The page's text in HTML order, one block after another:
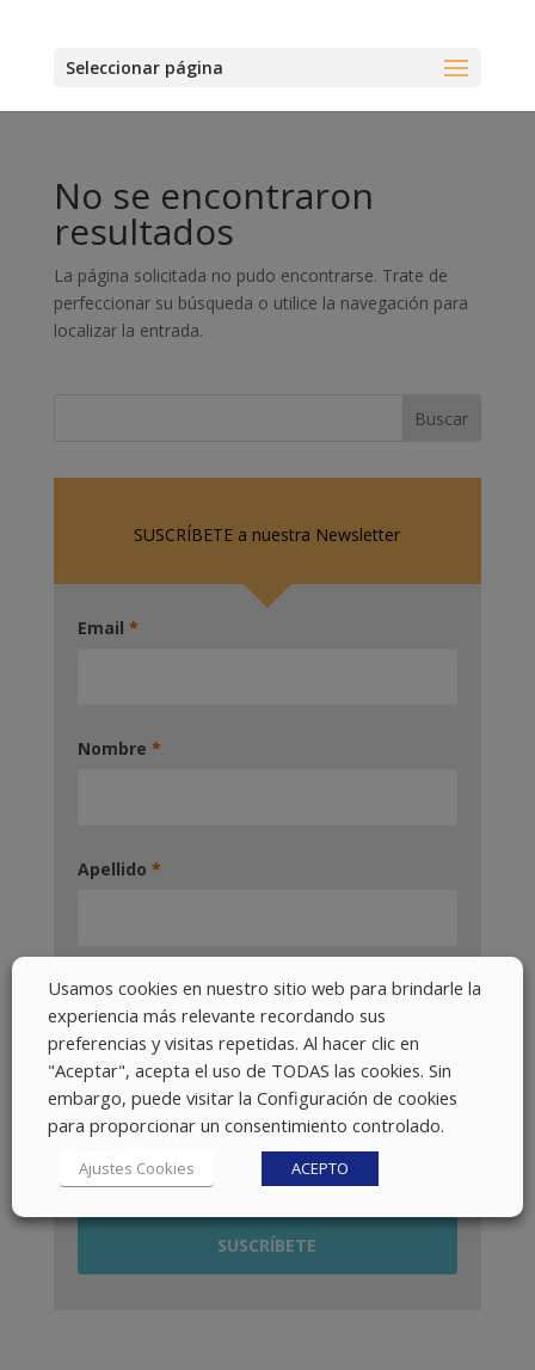
Seleccionar página
No se encontraron
resultados
La página solicitada no pudo encontrarse. Trate de
perfeccionar su búsqueda o utilice la navegación para
localizar la entrada.
SUSCRÍBETE a nuestra Newsletter
Email *
Nombre *
Apellido *
Pais *
Usamos cookies en nuestro sitio web para brindarle la
experiencia más relevante recordando sus
preferencias y visitas repetidas. Al hacer clic en
"Aceptar", acepta el uso de TODAS las cookies. Sin
embargo, puede visitar la Configuración de cookies
para proporcionar un consentimiento controlado.
Ajustes Cookies ACEPTO